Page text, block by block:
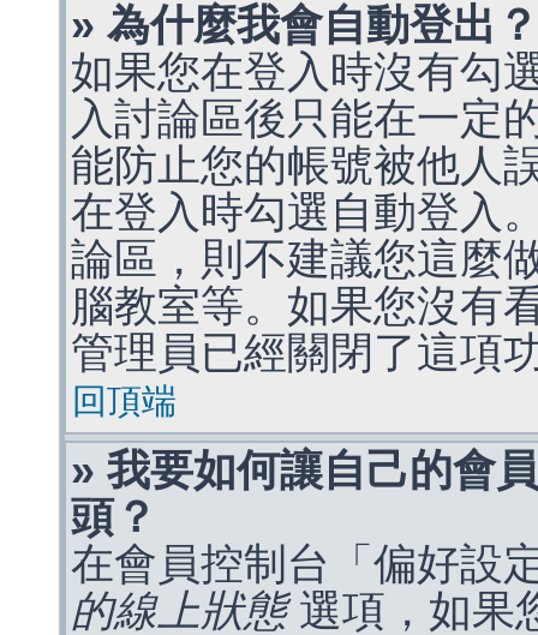
» 為什麼我會自動登出？
如果您在登入時沒有勾
入討論區後只能在一定
能防止您的帳號被他人
在登入時勾選自動登入
論區，則不建議您這麼
腦教室等。如果您沒有
管理員已經關閉了這項
回頂端
» 我要如何讓自己的會
頭？
在會員控制台「偏好設
的線上狀態選項，如果